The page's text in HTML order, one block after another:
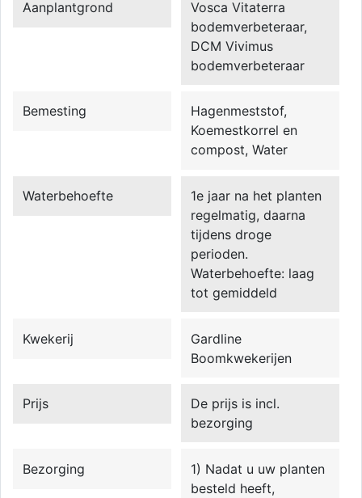
Aanplantgrond
Vosca Vitaterra
bodemverbeteraar,
DCM Vivimus
bodemverbeteraar
Bemesting
Hagenmeststof,
Koemestkorrel en
compost, Water
Waterbehoefte
1e jaar na het planten
regelmatig, daarna
tijdens droge
perioden.
Waterbehoefte: laag
tot gemiddeld
Kwekerij
Gardline
Boomkwekerijen
Prijs
De prijs is incl.
bezorging
Bezorging
1) Nadat u uw planten
besteld heeft,